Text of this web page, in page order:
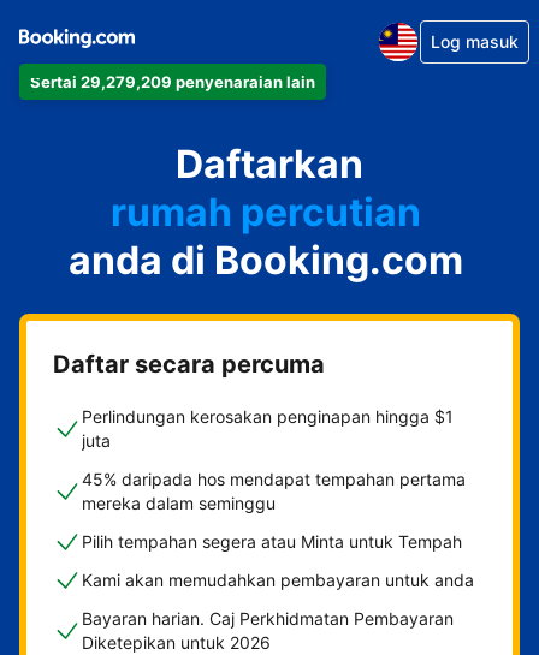
Sertai 29,279,209 penyenaraian lain
Log masuk
Daftarkan
apartmen
hotel
rumah percutian
rumah tamu
penginapan dan sarapan
anda di Booking.com
Daftar secara percuma
Perlindungan kerosakan penginapan hingga $1
juta
45% daripada hos mendapat tempahan pertama
mereka dalam seminggu
Pilih tempahan segera atau Minta untuk Tempah
Kami akan memudahkan pembayaran untuk anda
Bayaran harian. Caj Perkhidmatan Pembayaran
Diketepikan untuk 2026